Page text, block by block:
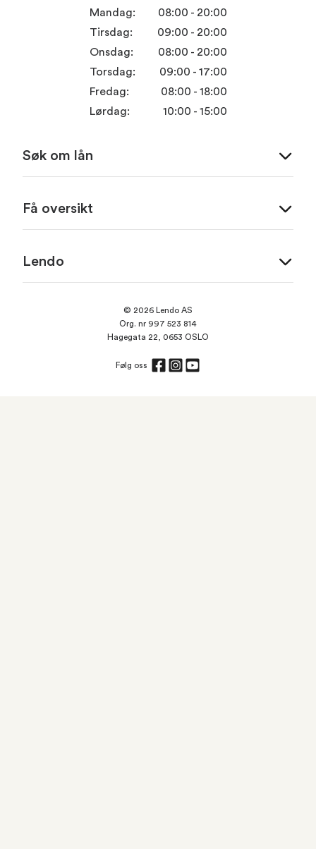
Mandag:
08:00 - 20:00
Tirsdag:
09:00 - 20:00
Onsdag:
08:00 - 20:00
Torsdag:
09:00 - 17:00
Fredag:
08:00 - 18:00
Lørdag:
10:00 - 15:00
Søk om lån
Få oversikt
Lendo
© 2026 Lendo AS
Org. nr 997 523 814
Hagegata 22, 0653 OSLO
Følg oss